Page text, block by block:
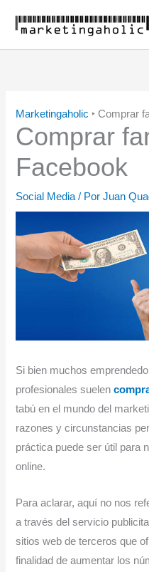
contenido
Marketingaholic ‣Comprar
Comprar
Facebook
Social Media/ PorJuan
Si bien muchos
profesionales suelen
tabú en el mundo del
razones y circunstancias
práctica puede ser útil para
online.
Para aclarar, aquí no nos
a través del servicio
sitios web de terceros que
finalidad de aumentar los